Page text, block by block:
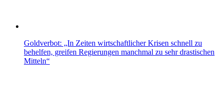
Goldverbot: „In Zeiten wirtschaftlicher Krisen schnell zu
behelfen, greifen Regierungen manchmal zu sehr drastischen
Mitteln“